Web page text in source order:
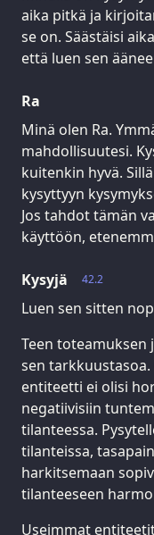
aika pitkä ja
se on. Säästäisi
että luen sen
Ra
Minä olen Ra.
mahdollisuutesi.
kuitenkin hyvä.
kysyttyyn
Jos tahdot tämän
käyttöön,
42.2
Kysyjä
Luen sen sitten
Teen toteamuksen
sen
entiteetti ei olisi
negatiivisiin
tilanteessa.
tilanteissa,
harkitsemaan
tilanteeseen
Useimmat